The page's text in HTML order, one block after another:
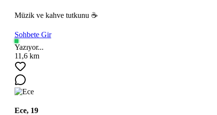
Müzik ve kahve tutkunu ☕
Sohbete Gir
Yazıyor...
11,6 km
Ece, 19